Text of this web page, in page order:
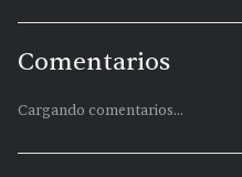
Comentarios
Cargando comentarios...